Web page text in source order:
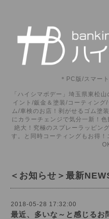
＊PC版/スマー
「ハイシマボデー」埼玉県東松
イント/鈑金＆塗装/コーティング
ム/車検のお店！剥がせるゴム塗
にカラーチェンジで気分一新！
絶大！究極のスプレーラッピン
す。と同時コーティングもお得
＜お知らせ＞最新
2018-05-28 17:32:00
最近、多いな～と感じるお